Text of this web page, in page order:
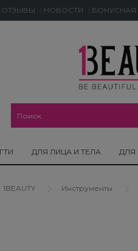
ОТЗЫВЫ НОВОСТИ БОНУСНАЯ
ДЛЯ ЛИЦА И ТЕЛА ДЛЯ
1BEAUTY Инструменты